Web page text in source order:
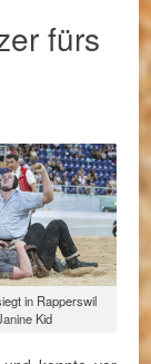
fürs
in Rapperswil
Kid